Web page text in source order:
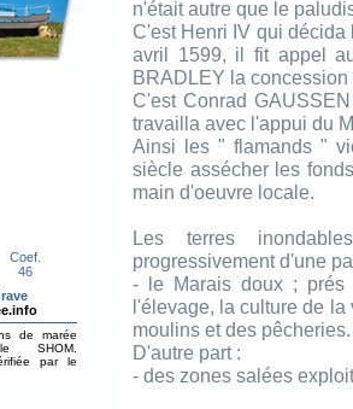
n'était autre que le
C'est Henri IV qui
avril 1599, il fit appel
BRADLEY la concession
C'est Conrad
travailla avec l'appui du
Ainsi les " flamands "
siècle assécher les
main d'oeuvre locale.
Les terres
progressivement d'une
- le Marais doux ; prés
l'élevage, la culture de la
moulins et des pêcheries.
D'autre part :
- des zones salées